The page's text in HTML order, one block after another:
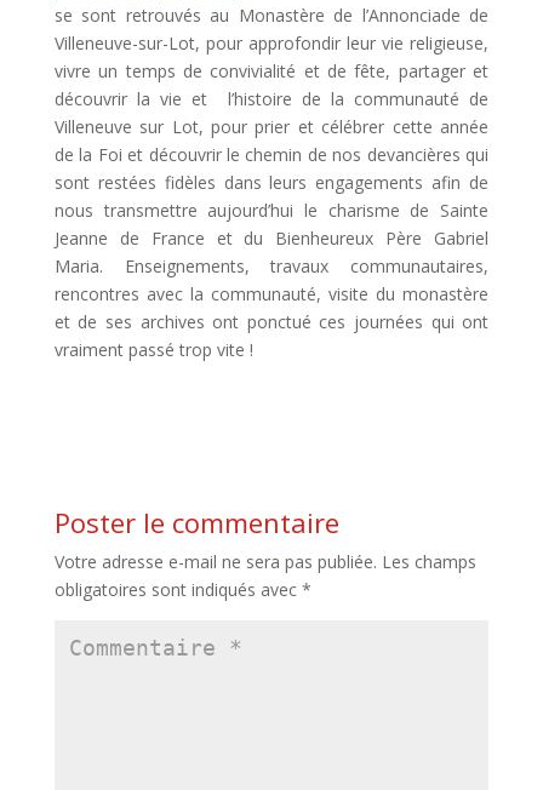
se sont retrouvés au Monastère de l’Annonciade de
Villeneuve-sur-Lot, pour approfondir leur vie religieuse,
vivre un temps de convivialité et de fête, partager et
découvrir la vie et l’histoire de la communauté de
Villeneuve sur Lot, pour prier et célébrer cette année
de la Foi et découvrir le chemin de nos devancières qui
sont restées fidèles dans leurs engagements afin de
nous transmettre aujourd’hui le charisme de Sainte
Jeanne de France et du Bienheureux Père Gabriel
Maria. Enseignements, travaux communautaires,
rencontres avec la communauté, visite du monastère
et de ses archives ont ponctué ces journées qui ont
vraiment passé trop vite !
Poster le commentaire
Votre adresse e-mail ne sera pas publiée. Les champs
obligatoires sont indiqués avec *